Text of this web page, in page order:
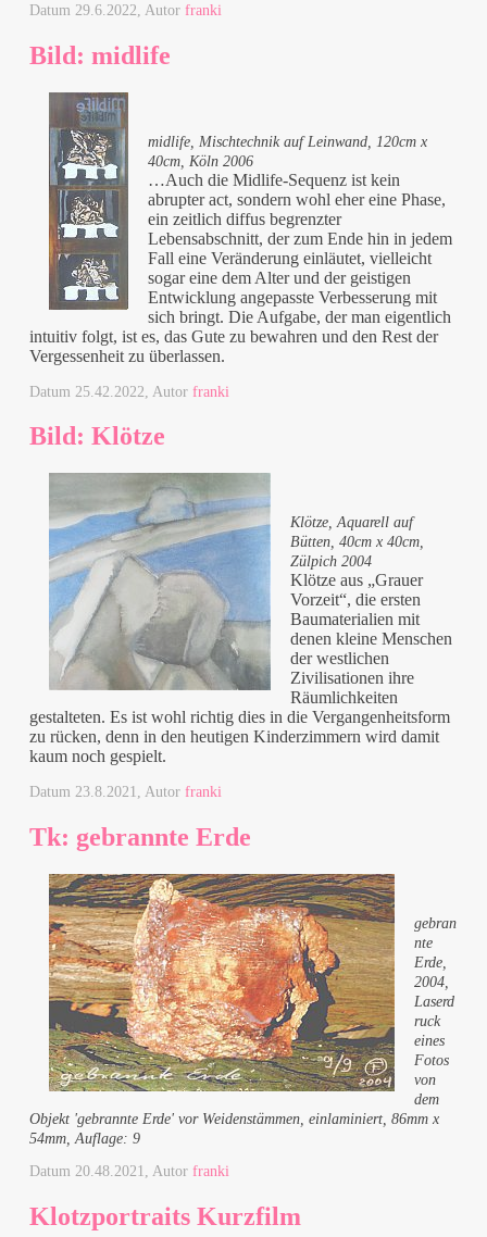
Datum 29.6.2022 , Autorfranki
Bild: midlife
midlife, Mischtechnik auf Leinwand, 120cm x
40cm, Köln 2006
…Auch die Midlife-Sequenz ist kein
abrupter act, sondern wohl eher eine Phase,
ein zeitlich diffus begrenzter
Lebensabschnitt, der zum Ende hin in jedem
Fall eine Veränderung einläutet, vielleicht
sogar eine dem Alter und der geistigen
Entwicklung angepasste Verbesserung mit
sich bringt. Die Aufgabe, der man eigentlich
intuitiv folgt, ist es, das Gute zu bewahren und den Rest der
Vergessenheit zu überlassen.
Datum 25.42.2022 , Autorfranki
Bild: Klötze
Klötze, Aquarell auf
Bütten, 40cm x 40cm,
Zülpich 2004
Klötze aus „Grauer
Vorzeit“, die ersten
Baumaterialien mit
denen kleine Menschen
der westlichen
Zivilisationen ihre
Räumlichkeiten
gestalteten. Es ist wohl richtig dies in die Vergangenheitsform
zu rücken, denn in den heutigen Kinderzimmern wird damit
kaum noch gespielt.
Datum23.8.2021, Autorfranki
Tk: gebrannte Erde
gebran
nte
Erde,
2004,
Laserd
ruck
eines
Fotos
von
dem
Objekt 'gebrannte Erde' vor Weidenstämmen, einlaminiert, 86mm x
54mm, Auflage: 9
Datum 20.48.2021 , Autorfranki
Klotzportraits Kurzfilm